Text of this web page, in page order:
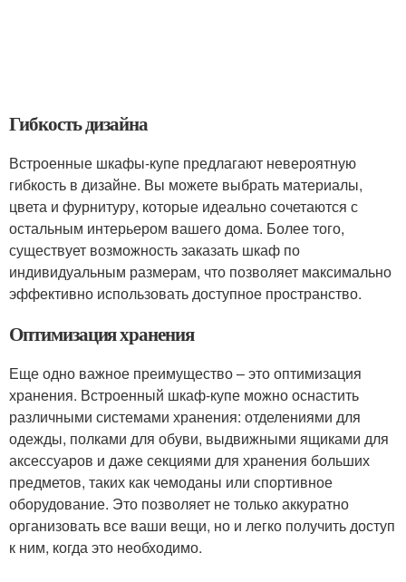
Гибкость дизайна
Встроенные шкафы-купе предлагают невероятную
гибкость в дизайне. Вы можете выбрать материалы,
цвета и фурнитуру, которые идеально сочетаются с
остальным интерьером вашего дома. Более того,
существует возможность заказать шкаф по
индивидуальным размерам, что позволяет максимально
эффективно использовать доступное пространство.
Оптимизация хранения
Еще одно важное преимущество – это оптимизация
хранения. Встроенный шкаф-купе можно оснастить
различными системами хранения: отделениями для
одежды, полками для обуви, выдвижными ящиками для
аксессуаров и даже секциями для хранения больших
предметов, таких как чемоданы или спортивное
оборудование. Это позволяет не только аккуратно
организовать все ваши вещи, но и легко получить доступ
к ним, когда это необходимо.